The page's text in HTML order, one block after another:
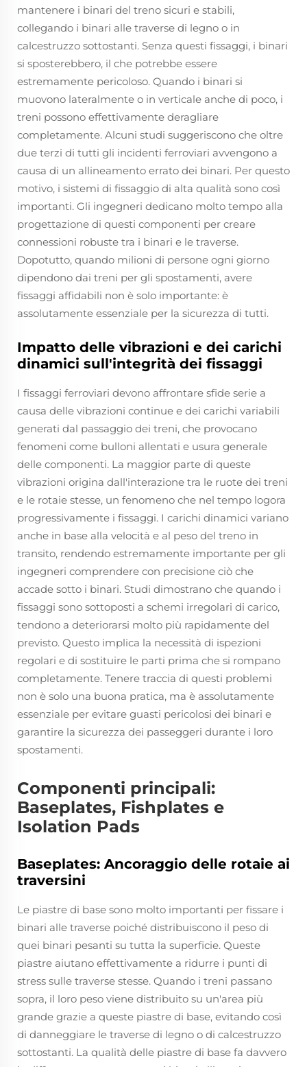
mantenere i binari del treno sicuri e stabili,
collegando i binari alle traverse di legno o in
calcestruzzo sottostanti. Senza questi fissaggi, i binari
si sposterebbero, il che potrebbe essere
estremamente pericoloso. Quando i binari si
muovono lateralmente o in verticale anche di poco, i
treni possono effettivamente deragliare
completamente. Alcuni studi suggeriscono che oltre
due terzi di tutti gli incidenti ferroviari avvengono a
causa di un allineamento errato dei binari. Per questo
motivo, i sistemi di fissaggio di alta qualità sono così
importanti. Gli ingegneri dedicano molto tempo alla
progettazione di questi componenti per creare
connessioni robuste tra i binari e le traverse.
Dopotutto, quando milioni di persone ogni giorno
dipendono dai treni per gli spostamenti, avere
fissaggi affidabili non è solo importante: è
assolutamente essenziale per la sicurezza di tutti.
Impatto delle vibrazioni e dei carichi
dinamici sull'integrità dei fissaggi
I fissaggi ferroviari devono affrontare sfide serie a
causa delle vibrazioni continue e dei carichi variabili
generati dal passaggio dei treni, che provocano
fenomeni come bulloni allentati e usura generale
delle componenti. La maggior parte di queste
vibrazioni origina dall'interazione tra le ruote dei treni
e le rotaie stesse, un fenomeno che nel tempo logora
progressivamente i fissaggi. I carichi dinamici variano
anche in base alla velocità e al peso del treno in
transito, rendendo estremamente importante per gli
ingegneri comprendere con precisione ciò che
accade sotto i binari. Studi dimostrano che quando i
fissaggi sono sottoposti a schemi irregolari di carico,
tendono a deteriorarsi molto più rapidamente del
previsto. Questo implica la necessità di ispezioni
regolari e di sostituire le parti prima che si rompano
completamente. Tenere traccia di questi problemi
non è solo una buona pratica, ma è assolutamente
essenziale per evitare guasti pericolosi dei binari e
garantire la sicurezza dei passeggeri durante i loro
spostamenti.
Componenti principali:
Baseplates, Fishplates e
Isolation Pads
Baseplates: Ancoraggio delle rotaie ai
traversini
Le piastre di base sono molto importanti per fissare i
binari alle traverse poiché distribuiscono il peso di
quei binari pesanti su tutta la superficie. Queste
piastre aiutano effettivamente a ridurre i punti di
stress sulle traverse stesse. Quando i treni passano
sopra, il loro peso viene distribuito su un'area più
grande grazie a queste piastre di base, evitando così
di danneggiare le traverse di legno o di calcestruzzo
sottostanti. La qualità delle piastre di base fa davvero